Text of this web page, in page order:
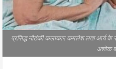
प्रसिद्ध नौटंकी कलाकार कमलेश लता आर्य
अशोक